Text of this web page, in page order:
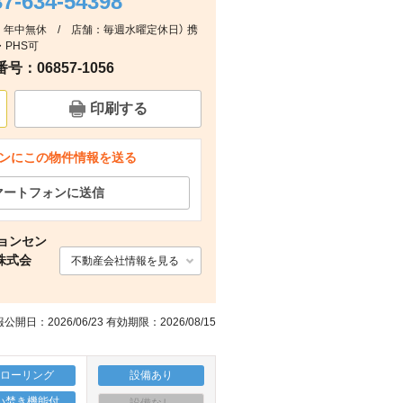
年中無休 / 店舗：毎週水曜定休日） 携
PHS可
号：06857-1056
印刷する
にこの物件情報を送る
トフォンに送信
ンセン
式会
不動産会社情報を見る
公開日：2026/06/23 有効期限：2026/08/15
ーリング 設備あり